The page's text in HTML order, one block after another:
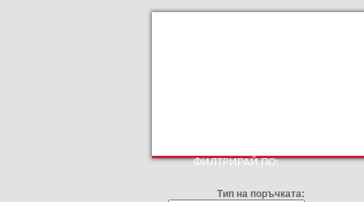
ФИЛТРИРАЙ ПО:
Тип на поръчката: